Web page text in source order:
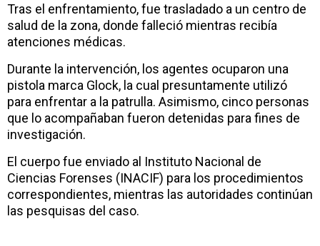
Tras el enfrentamiento, fue trasladado a un centro de
salud de la zona, donde falleció mientras recibía
atenciones médicas.
Durante la intervención, los agentes ocuparon una
pistola marca Glock, la cual presuntamente utilizó
para enfrentar a la patrulla. Asimismo, cinco personas
que lo acompañaban fueron detenidas para fines de
investigación.
El cuerpo fue enviado al Instituto Nacional de
Ciencias Forenses (INACIF) para los procedimientos
correspondientes, mientras las autoridades continúan
las pesquisas del caso.